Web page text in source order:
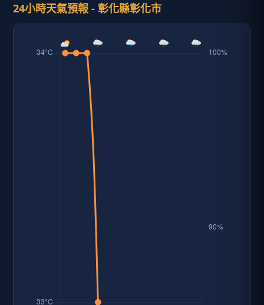
24小時天氣預報 - 彰化縣彰化市